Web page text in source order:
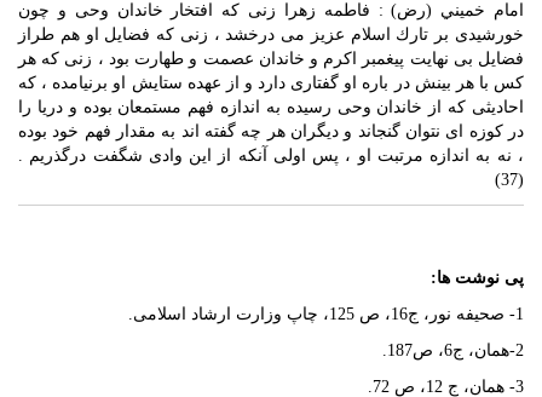
امام خميني (رض) : فاطمه زهرا زنى كه افتخار خاندان وحى و چون
خورشيدى بر تارك اسلام عزيز مى ‏درخشد ، زنى كه فضايل او هم طراز
فضايل بى ‏نهايت پيغمبر اكرم و خاندان عصمت و طهارت بود ، زنى كه هر
كس با هر بينش در باره او گفتارى دارد و از عهده ستايش او برنيامده ، كه
احاديثى كه از خاندان وحى رسيده به اندازه فهم مستمعان بوده و دريا را
در كوزه‏ اى نتوان گنجاند و ديگران هر چه گفته‏ اند به مقدار فهم خود بوده
، نه به اندازه مرتبت او ، پس اولى آنكه از اين وادى شگفت درگذريم .
(37)
پی نوشت ها:
1- صحيفه نور، ج‏16، ص 125، چاپ وزارت ارشاد اسلامى.
2-همان، ج‏6، ص‏187.
3- همان، ج 12، ص 72.